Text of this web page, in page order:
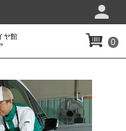
ヤ館
0